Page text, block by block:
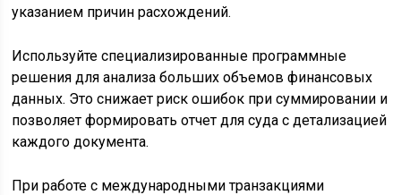
указанием причин расхождений.
Используйте специализированные программные
решения для анализа больших объемов финансовых
данных. Это снижает риск ошибок при суммировании и
позволяет формировать отчет для суда с детализацией
каждого документа.
При работе с международными транзакциями